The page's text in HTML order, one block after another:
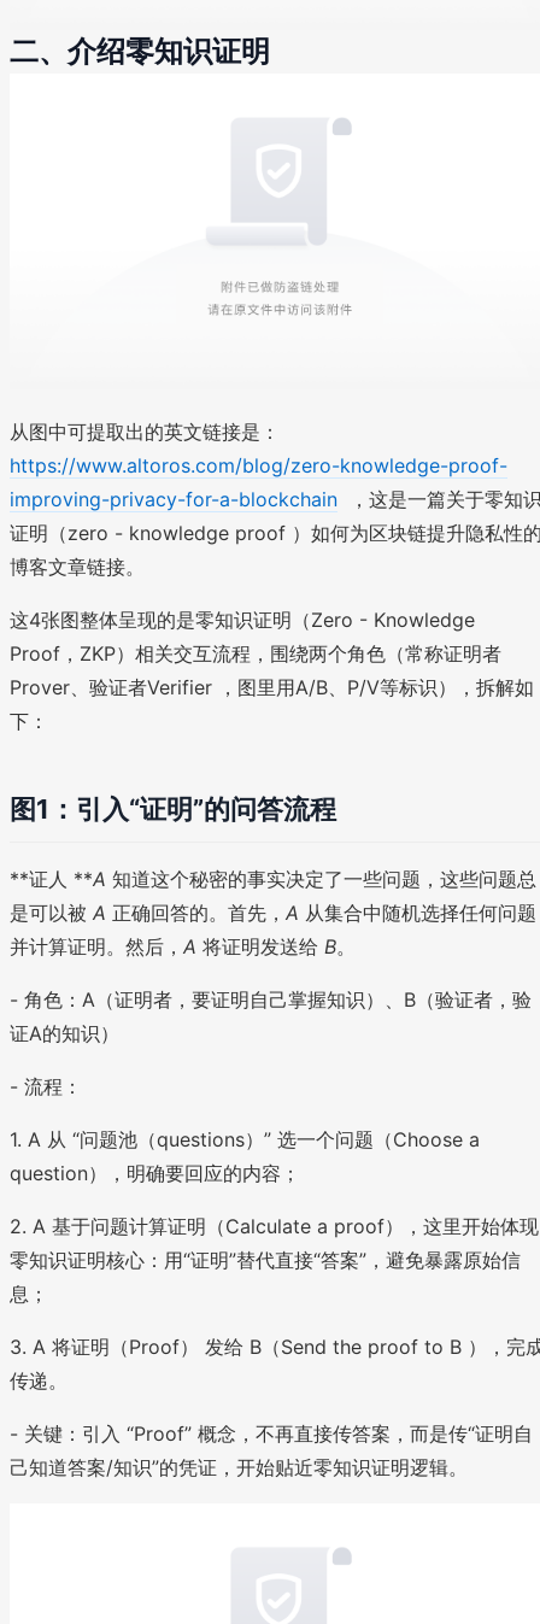
二、介绍零知识证明
从图中可提取出的英文链接是：
https://www.altoros.com/blog/zero-knowledge-proof-
improving-privacy-for-a-blockchain ，这是一篇关于零知
证明（zero - knowledge proof ）如何为区块链提升隐私性
博客文章链接。
这4张图整体呈现的是零知识证明（Zero - Knowledge
Proof，ZKP）相关交互流程，围绕两个角色（常称证明者
Prover、验证者Verifier ，图里用A/B、P/V等标识），拆解如
下：
图1：引入“证明”的问答流程
**证人 **A 知道这个秘密的事实决定了一些问题，这些问题总
是可以被 A 正确回答的。首先， A 从集合中随机选择任何问题
并计算证明。然后， A 将证明发送给 B。
- 角色：A（证明者，要证明自己掌握知识）、B（验证者，验
证A的知识）
- 流程：
1. A 从 “问题池（questions）” 选一个问题（Choose a
question），明确要回应的内容；
2. A 基于问题计算证明（Calculate a proof），这里开始体现
零知识证明核心：用“证明”替代直接“答案”，避免暴露原始信
息；
3. A 将证明（Proof） 发给 B（Send the proof to B ），完
传递。
- 关键：引入 “Proof” 概念，不再直接传答案，而是传“证明自
己知道答案/知识”的凭证，开始贴近零知识证明逻辑。